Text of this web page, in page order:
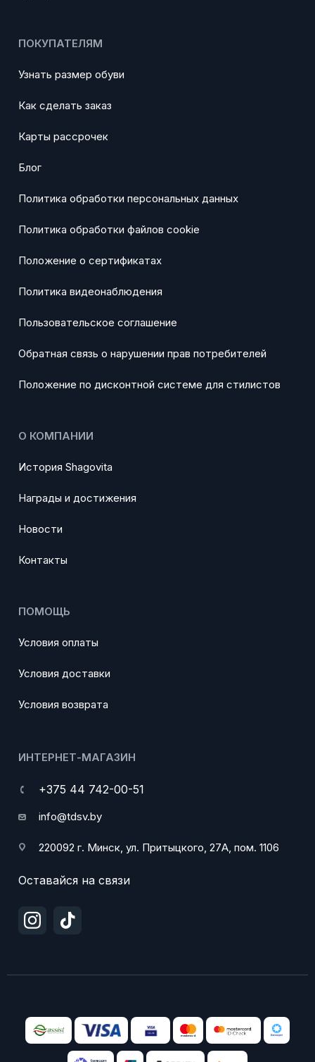
ПОКУПАТЕЛЯМ
Узнать размер обуви
Как сделать заказ
Карты рассрочек
Блог
Политика обработки персональных данных
Политика обработки файлов cookie
Положение о сертификатах
Политика видеонаблюдения
Пользовательское соглашение
Обратная связь о нарушении прав потребителей
Положение по дисконтной системе для стилистов
О КОМПАНИИ
История Shagovita
Награды и достижения
Новости
Контакты
ПОМОЩЬ
Условия оплаты
Условия доставки
Условия возврата
ИНТЕРНЕТ-МАГАЗИН
+375 44 742-00-51
info@tdsv.by
220092 г. Минск, ул. Притыцкого, 27А, пом. 1106
Оставайся на связи